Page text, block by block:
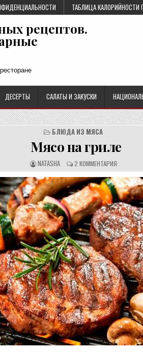
ТАБЛИЦА КАЛОРИЙНОСТИ
рецептов.
ДЕСЕРТЫ САЛАТЫ И ЗАКУСКИ
БЛЮДА ИЗ МЯСА
Мясо на гриле
А
В
Т
О
Р
Р
Е
Ц
Е
П
Т
А
:
NATASHA О
Т
З
Ы
В
Ы
:
2 КОММЕНТАРИЯ